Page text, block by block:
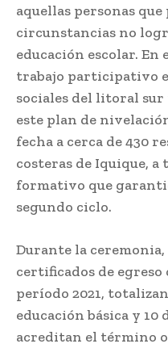
aquellas personas
circunstancias no
educación escolar. En
trabajo participativo
sociales del litoral sur
este plan de
fecha a cerca de 430
costeras de Iquique, a
formativo que
segundo ciclo.
Durante la
certificados de
período 2021,
educación básica y 10
acreditan el término